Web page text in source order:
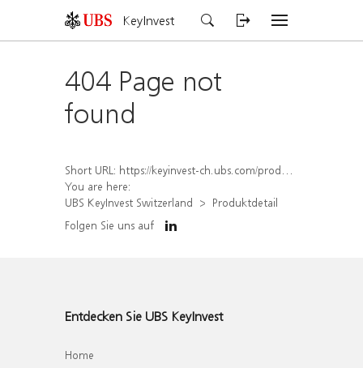
KeyInvest
404 Page not
found
Short URL: https://keyinvest-ch.ubs.com/produkt/detail/index/isin/CH1579753232
You are here:
UBS KeyInvest Switzerland
Produktdetail
Folgen Sie uns auf
Entdecken Sie UBS KeyInvest
Home